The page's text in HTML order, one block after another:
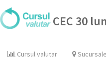
CEC 30
Cursul valutar Sucursale